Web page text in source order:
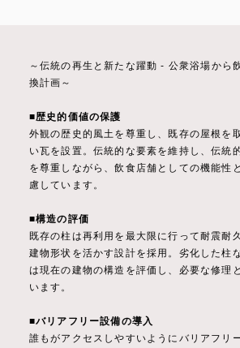
～伝統の再生と新たな躍動 - 公衆浴場から
換計画～
■歴史的価値の保護
外観の歴史的風土を尊重し、既存の屋根を
い瓦を設置。伝統的な要素を維持し、伝統
を尊重しながら、飲食店舗としての機能性
慮しています。
■構造の評価
既存の柱は再利用を最大限に行って耐震耐
建物形状を活かす設計を採用。劣化した柱
は現在の建物の構造を評価し、必要な修理
います。
■バリアフリー設備の導入
誰もがアクセスしやすいようにバリアフリ